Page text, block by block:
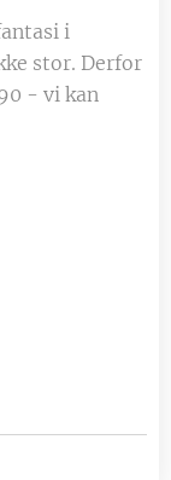
i
stor. Derfor
- vi kan